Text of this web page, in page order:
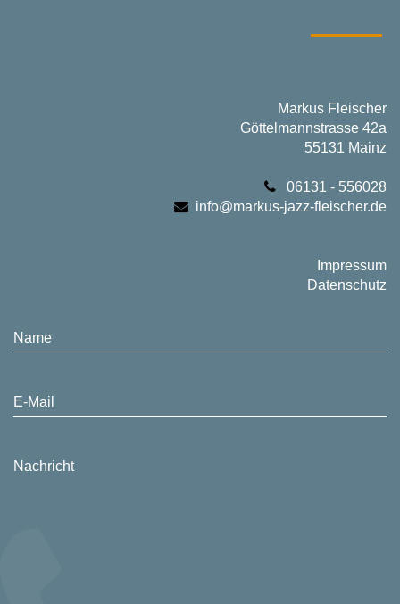
Markus Fleischer
Göttelmannstrasse 42a
55131 Mainz
06131 - 556028
info@markus-jazz-fleischer.de
Impressum
Datenschutz
Name
E-Mail
Nachricht